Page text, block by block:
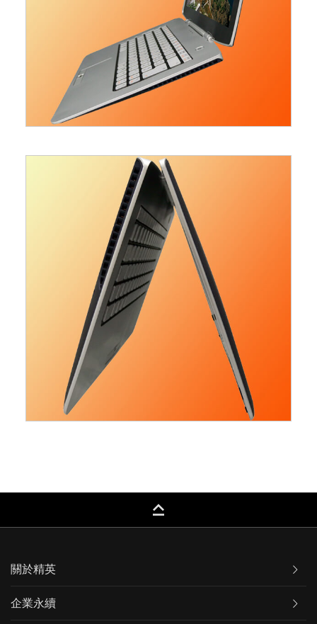
keyboard_capslock
關於精英
企業永續